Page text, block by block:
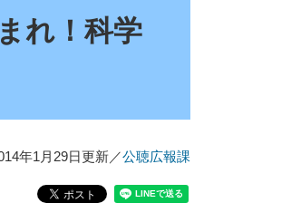
れ！科学
年1月29日更新／公聴広報課